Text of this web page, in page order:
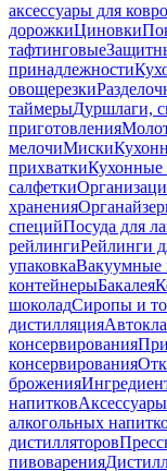
аксессуары для
дорожкиЦиновки
тафтинговые
принадлежности
овощерезки
таймерыДуршлаги,
приготовления
мелочиМиски
прихваткиКухонные
салфетки
хранения
специйПосуда для
рейлингиРейлинги
упаковкаВакуумные
контейнерыБакалея
шоколадСиропы и
дистилляция
консервирования
консервирования
брожения
напитков
алкогольных
дистилляторов
пивоварения